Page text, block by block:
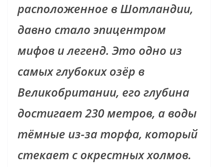
расположенное в Шотландии,
давно стало эпицентром
мифов и легенд. Это одно из
самых глубоких озёр в
Великобритании, его глубина
достигает 230 метров, а воды
тёмные из-за торфа, который
стекает с окрестных холмов.